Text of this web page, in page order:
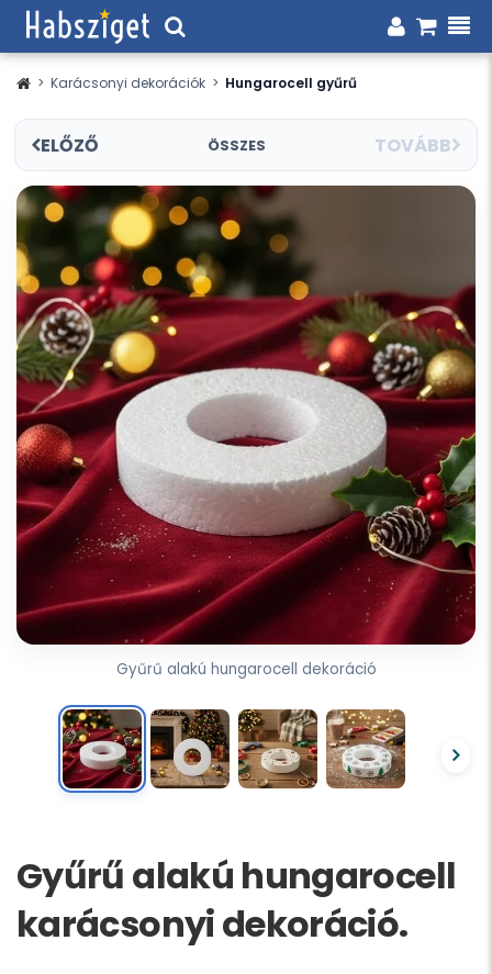
> Karácsonyi dekorációk > Hungarocell gyűrű
ELŐZŐ ÖSSZES TOVÁBB
Gyűrű alakú hungarocell dekoráció
Gyűrű alakú hungarocell
karácsonyi dekoráció.